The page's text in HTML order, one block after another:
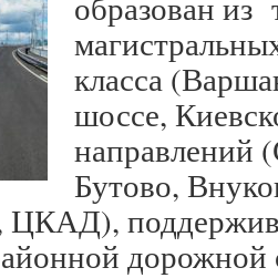
класса
шоссе,
направлений
Бутово,
ЦКАД),
дорожной